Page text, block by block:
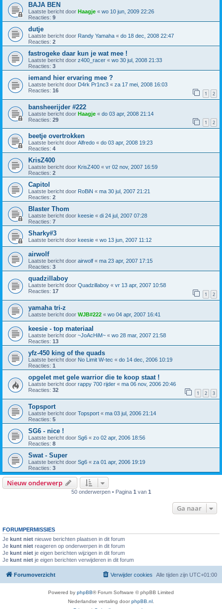
BAJA BEN
Laatste bericht door Haagje « wo 10 jun, 2009 22:26
Reacties: 9
dutje
Laatste bericht door Randy Yamaha « do 18 dec, 2008 22:47
Reacties: 2
fastrogeke daar kun je wat mee !
Laatste bericht door z400_racer « wo 30 jul, 2008 21:33
Reacties: 3
iemand hier ervaring mee ?
Laatste bericht door D4rk Pr1nc3 « za 17 mei, 2008 16:03
Reacties: 16 1 2
bansheerijder #222
Laatste bericht door Haagje « do 03 apr, 2008 21:14
Reacties: 29 1 2
beetje overtrokken
Laatste bericht door Alfredo « do 03 apr, 2008 19:23
Reacties: 4
KrisZ400
Laatste bericht door KrisZ400 « vr 02 nov, 2007 16:59
Reacties: 2
Capitol
Laatste bericht door RoBiN « ma 30 jul, 2007 21:21
Reacties: 2
Blaster Thom
Laatste bericht door keesie « di 24 jul, 2007 07:28
Reacties: 7
Sharky#3
Laatste bericht door keesie « wo 13 jun, 2007 11:12
airwolf
Laatste bericht door airwolf « ma 23 apr, 2007 17:15
Reacties: 3
quadzillaboy
Laatste bericht door Quadzillaboy « vr 13 apr, 2007 10:58
Reacties: 17 1 2
yamaha tri-z
Laatste bericht door WJB#222 « wo 04 apr, 2007 16:41
keesie - top materiaal
Laatste bericht door ~JoAcHiM~ « wo 28 mar, 2007 21:58
Reacties: 13
yfz-450 king of the quads
Laatste bericht door No Limit W-tec « do 14 dec, 2006 10:19
Reacties: 1
opgelet met gele warrior die te koop staat !
Laatste bericht door rappy 700 rijder « ma 06 nov, 2006 20:46
Reacties: 32 1 2 3
Topsport
Laatste bericht door Topsport « ma 03 jul, 2006 21:14
Reacties: 5
SG6 - nice !
Laatste bericht door Sg6 « zo 02 apr, 2006 18:56
Reacties: 8
Swat - Super
Laatste bericht door Sg6 « za 01 apr, 2006 19:19
Reacties: 3
Nieuw onderwerp
50 onderwerpen • Pagina 1 van 1
Ga naar
FORUMPERMISSIES
Je kunt niet nieuwe berichten plaatsen in dit forum
Je kunt niet reageren op onderwerpen in dit forum
Je kunt niet je eigen berichten wijzigen in dit forum
Je kunt niet je eigen berichten verwijderen in dit forum
Forumoverzicht Alle tijden zijn UTC+01:00
Verwijder cookies
Powered by phpBB® Forum Software © phpBB Limited
Nederlandse vertaling doorphpBB.nl